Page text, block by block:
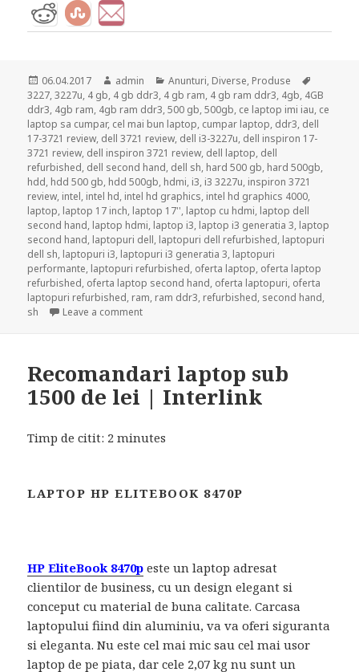
Posted
on
06.04.2017 Author
admin Categories
Anunturi, Diverse, Produse
3227,3227u, 4 gb, 4 gb ddr3, 4 gb ram, 4 gb ram ddr3, 4gb, 4GB
ddr3, 4gb ram, 4gb ram ddr3,500 gb,500gb, ce laptop imi iau, ce
laptop sa cumpar, cel mai bun laptop, cumpar laptop, ddr3, dell
17-3721 review, dell 3721 review, dell i3-3227u, dell inspiron 17-
3721 review, dell inspiron 3721 review, dell laptop, dell
refurbished, dell second hand, dell sh, hard 500 gb, hard 500gb,
hdd, hdd 500 gb, hdd 500gb, hdmi, i3, i3 3227u, inspiron 3721
review, intel, intel hd, intel hd graphics, intel hd graphics 4000,
laptop, laptop 17 inch, laptop 17'', laptop cu hdmi, laptop dell
second hand, laptop hdmi, laptop i3, laptop i3 generatia 3, laptop
second hand, laptopuri dell, laptopuri dell refurbished, laptopuri
dell sh, laptopuri i3, laptopuri i3 generatia 3, laptopuri
performante, laptopuri refurbished, oferta laptop, oferta laptop
refurbished, oferta laptop second hand, oferta laptopuri, oferta
laptopuri refurbished, ram, ram ddr3, refurbished, second hand,
sh
Leave a commenton DELL Inspiron 17-3721 | Scurt review
Recomandari laptop sub
1500 de lei | Interlink
Timp de citit: 2 minutes
LAPTOP HP ELITEBOOK 8470P
HP EliteBook 8470p este un laptop adresat
clientilor de business, cu un design elegant si
conceput cu material de buna calitate. Carcasa
laptopului fiind din aluminiu, va va oferi siguranta
si eleganta. Nu este cel mai mic sau cel mai usor
laptop de pe piata, dar cele 2,07 kg nu sunt un